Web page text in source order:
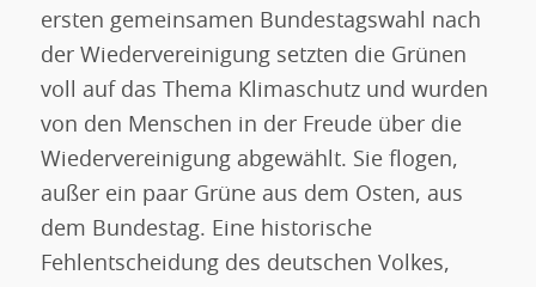
ersten gemeinsamen Bundestagswahl nach
der Wiedervereinigung setzten die Grünen
voll auf das Thema Klimaschutz und wurden
von den Menschen in der Freude über die
Wiedervereinigung abgewählt. Sie flogen,
außer ein paar Grüne aus dem Osten, aus
dem Bundestag. Eine historische
Fehlentscheidung des deutschen Volkes,